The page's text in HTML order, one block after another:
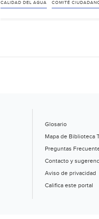
CALIDAD DEL AGUA COMITÉ
Glosario
Mapa de Biblioteca
Preguntas
Contacto y
Aviso de privacidad
Califica este portal